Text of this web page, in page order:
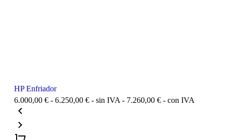
HP Enfriador
6.000,00 € - 6.250,00 € - sin IVA - 7.260,00 € - con IVA